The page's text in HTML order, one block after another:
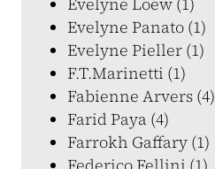
Evelyne Panato (1)
Evelyne Pieller (1)
F.T.Marinetti (1)
Fabienne Arvers (4)
Farid Paya (4)
Farrokh Gaffary (1)